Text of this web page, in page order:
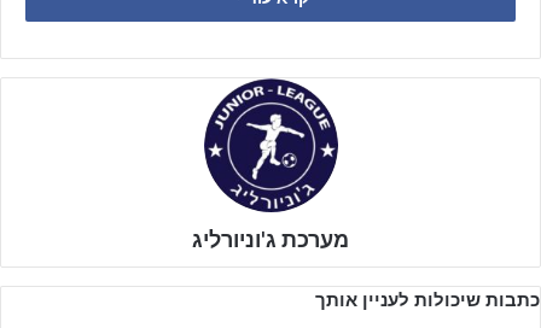
מערכת ג'וניורליג
כתבות שיכולות לעניין אותך